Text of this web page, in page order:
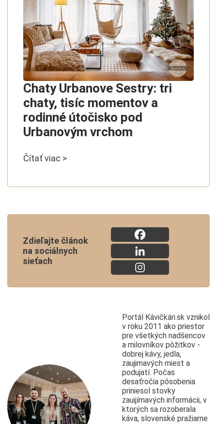
Chaty Urbanove Sestry: tri
chaty, tisíc momentov a
rodinné útočisko pod
Urbanovým vrchom
Čítať viac >
Zdieľajte článok
na sociálnych
sieťach
Portál Kávičkári.sk vznikol
v roku 2011 ako priestor
pre všetkých nadšencov
a milovníkov pôžitkov -
dobrej kávy, jedla,
zaujimavých miest a
podujatí. Počas
desaťročia pôsobenia
priniesol stovky
zauijímavých informácii, v
ktorých sa rozoberala
káva, slovenské pražiarne